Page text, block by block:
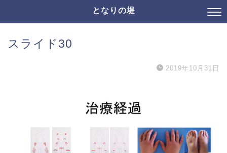
となりの堤
スライド30
2019年10月31日